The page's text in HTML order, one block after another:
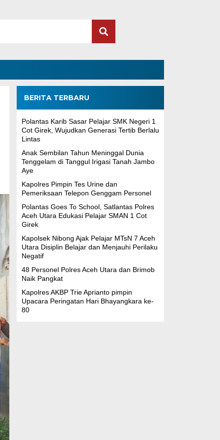
BERITA TERBARU
Polantas Karib Sasar Pelajar SMK Negeri 1
Cot Girek, Wujudkan Generasi Tertib Berlalu
Lintas
Anak Sembilan Tahun Meninggal Dunia
Tenggelam di Tanggul Irigasi Tanah Jambo
Aye
Kapolres Pimpin Tes Urine dan
Pemeriksaan Telepon Genggam Personel
Polantas Goes To School, Satlantas Polres
Aceh Utara Edukasi Pelajar SMAN 1 Cot
Girek
Kapolsek Nibong Ajak Pelajar MTsN 7 Aceh
Utara Disiplin Belajar dan Menjauhi Perilaku
Negatif
48 Personel Polres Aceh Utara dan Brimob
Naik Pangkat
Kapolres AKBP Trie Aprianto pimpin
Upacara Peringatan Hari Bhayangkara ke-
80